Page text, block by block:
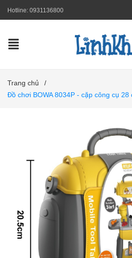
Hotline: 0931136800
Trang chủ
/
Đồ chơi BOWA 8034P - cặp công cụ 28